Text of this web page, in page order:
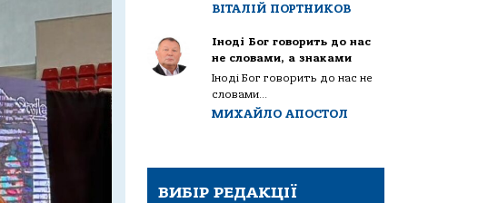
ВІТАЛІЙ ПОРТНИКОВ
Іноді Бог говорить до нас
не словами, а знаками
Іноді Бог говорить до нас не
словами...
МИХАЙЛО АПОСТОЛ
ВИБІР РЕДАКЦІЇ